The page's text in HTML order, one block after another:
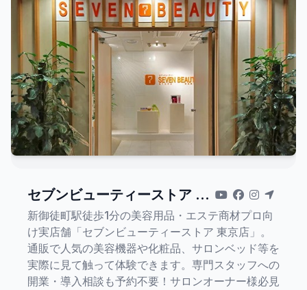
セブンビューティーストア 東
京店
新御徒町駅徒歩1分の美容用品・エステ商材プロ向
け実店舗「セブンビューティーストア 東京店」。
通販で人気の美容機器や化粧品、サロンベッド等を
実際に見て触って体験できます。専門スタッフへの
開業・導入相談も予約不要！サロンオーナー様必見